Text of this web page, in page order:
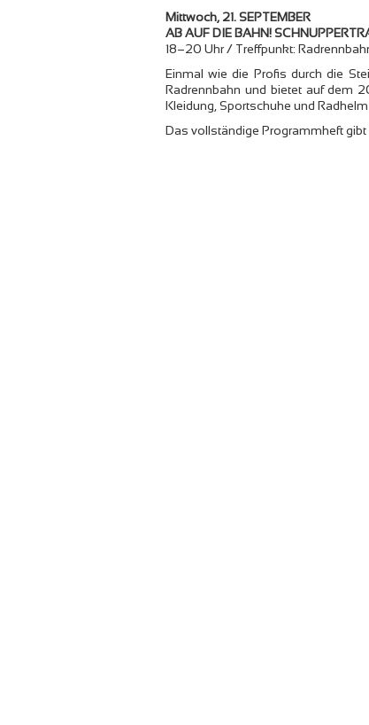
Mittwoch, 21. SEPTEMBER
AB AUF DIE BAHN!
18–20 Uhr / Treffpunkt:
Einmal wie die Profis durch die
Radrennbahn und bietet auf dem
Kleidung, Sportschuhe und Radhelm
Das vollständige Programmheft